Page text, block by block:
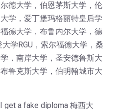
德大学，伯恩茅斯大学，伦
学，爱丁堡玛格丽特皇后学
德大学，布鲁内尔大学，德
学RGU，索尔福德大学，桑
，南岸大学，圣安德鲁斯大
鲁克斯大学，伯明翰城市大
get a fake diploma 梅西大